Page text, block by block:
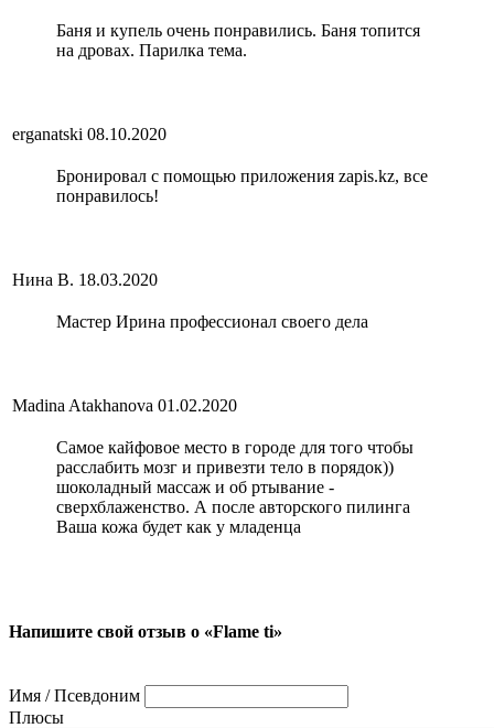
Баня и купель очень понравились. Баня топится
на дровах. Парилка тема.
erganatski 08.10.2020
Бронировал с помощью приложения zapis.kz, все
понравилось!
Нина В. 18.03.2020
Мастер Ирина профессионал своего дела
Madina Atakhanova 01.02.2020
Самое кайфовое место в городе для того чтобы
расслабить мозг и привезти тело в порядок))
шоколадный массаж и об ртывание -
сверхблаженство. А после авторского пилинга
Ваша кожа будет как у младенца
Напишите свой отзыв о «Flame ti»
Имя / Псевдоним
Плюсы